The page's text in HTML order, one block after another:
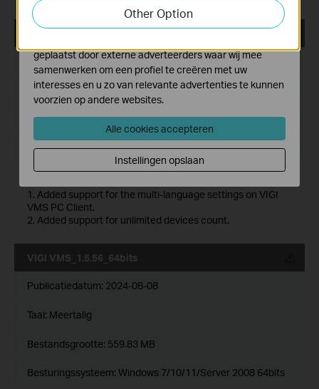
Publicatiedatum:2024-08-08
Taal:Meertalig
Bestandsgrootte:522.36 MB
Besturingssysteem: Windows 7/10/11/Server 2008 32bits
1. Added support for the multi-language settings on VIGI
VMS PC Client.
2. Added support for unlimited devices count.
VIGI VMS_1.5.56_64bits
Publicatiedatum: 2024-08-08
Taal: Meertalig
Bestandsgrootte: 559.83 MB
Besturingssysteem: Windows 7/10/11/Server 2008 64bits
Other Option
functionaliteit van de website aan te passen en te
verbeteren.
geplaatst door externe adverteerders waar wij mee
samenwerken om een profiel te creëren met uw
interesses en u zo van relevante advertenties te kunnen
voorzien op andere websites.
Alle cookies accepteren
Instellingen opslaan